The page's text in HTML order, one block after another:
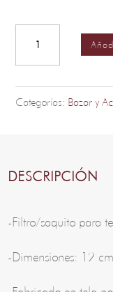
para
Tetera
12x8
cantidad
Categorías: Bazar y
DESCRIPCIÓN
-Filtro/saquito para
-Dimensiones: 12